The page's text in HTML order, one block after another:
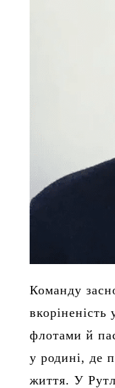
Команду
флотами й
у родині, де
життя. У